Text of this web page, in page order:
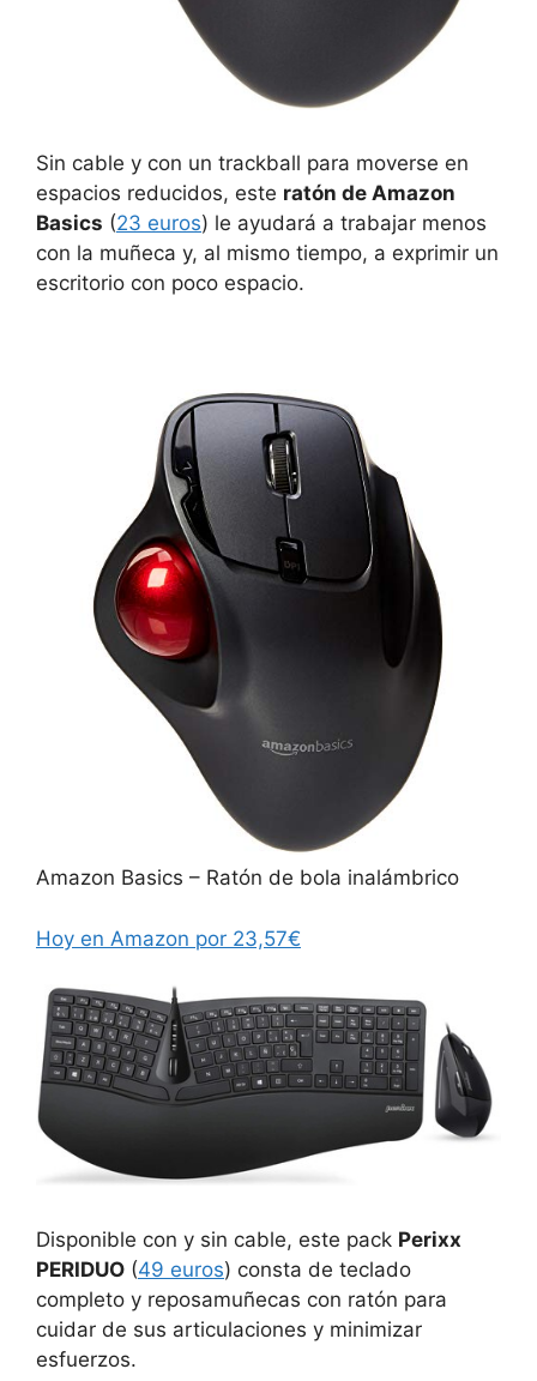
Sin cable y con un trackball para moverse en
espacios reducidos, este ratón de Amazon
Basics (23 euros) le ayudará a trabajar menos
con la muñeca y, al mismo tiempo, a exprimir un
escritorio con poco espacio.
Amazon Basics – Ratón de bola inalámbrico
Hoy en Amazon por 23,57€
Disponible con y sin cable, este pack Perixx
PERIDUO (49 euros) consta de teclado
completo y reposamuñecas con ratón para
cuidar de sus articulaciones y minimizar
esfuerzos.